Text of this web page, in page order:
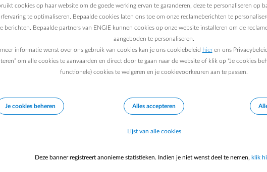
afrekening , dan kan jedeze informatieraadplegen.
aangerekende verbruik, raadpleeg dan de FAQ "Wat moet ik doen als
cookies op haar website om de goede werking ervan te garanderen, deze te personaliseren op
te optimaliseren. Bepaalde cookies laten ons toe om onze reclameberichten te
berichten. Bepaalde partners van ENGIE kunnen cookies op onze website installeren om de
aangeboden te personaliseren.
informatie wenst over ons gebruik van cookies kan je ons cookiebeleid hieren ons
om alle cookies te aanvaarden en direct door te gaan naar de website of klik op "Je cookies
functionele) cookies te weigeren en je cookievoorkeuren aan te passen.
Je cookies beheren Alles accepteren
Lijst van alle cookies
Deze banner registreert anonieme statistieken. Indien je niet wenst deel te nemen, klik